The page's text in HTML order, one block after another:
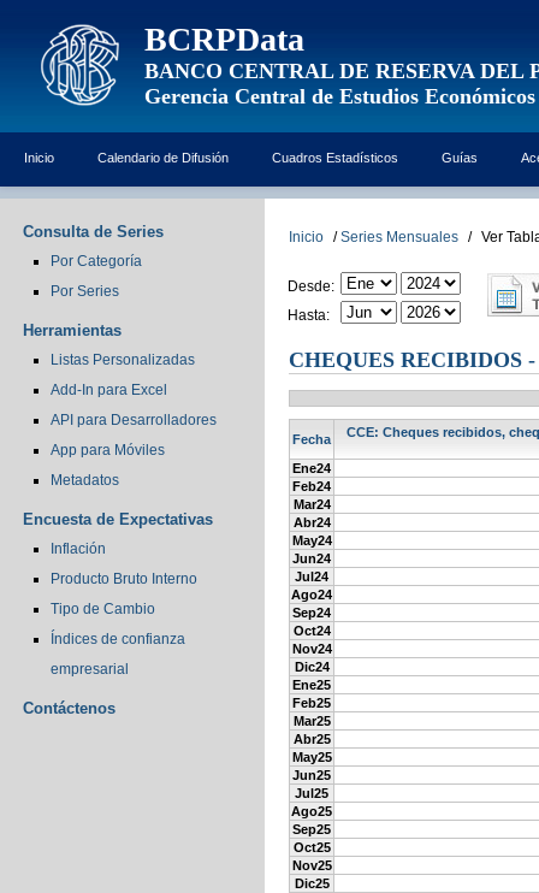
BCRPData
BANCO CENTRAL DE RESERVA DEL
Gerencia Central de Estudios Económicos
Inicio Calendario de Difusión Cuadros Estadísticos Guías
Consulta de Series
Por Categoría
Por Series
Herramientas
Listas Personalizadas
Add-In para Excel
API para Desarrolladores
App para Móviles
Metadatos
Encuesta de Expectativas
Inflación
Producto Bruto Interno
Tipo de Cambio
Índices de confianza
empresarial
Contáctenos
Inicio / Series Mensuales / Ver
Desde:
Hasta:
CHEQUES RECIBIDOS
Fecha CCE: Cheques recibidos,
Ene24
Feb24
Mar24
Abr24
May24
Jun24
Jul24
Ago24
Sep24
Oct24
Nov24
Dic24
Ene25
Feb25
Mar25
Abr25
May25
Jun25
Jul25
Ago25
Sep25
Oct25
Nov25
Dic25